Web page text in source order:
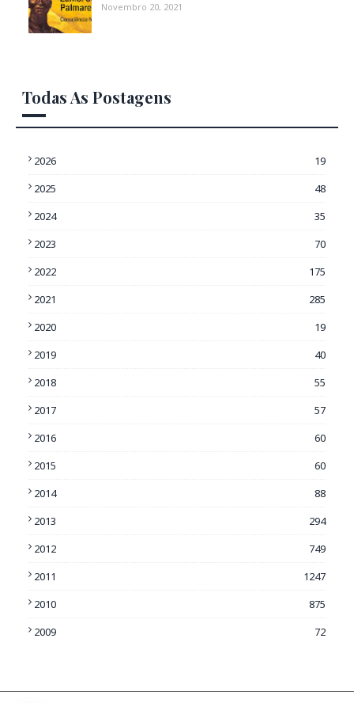
Novembro 20, 2021
Todas As Postagens
2026
19
2025
48
2024
35
2023
70
2022
175
2021
285
2020
19
2019
40
2018
55
2017
57
2016
60
2015
60
2014
88
2013
294
2012
749
2011
1247
2010
875
2009
72